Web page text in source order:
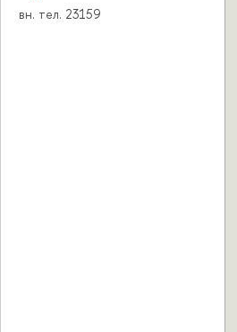
вн. тел. 23159